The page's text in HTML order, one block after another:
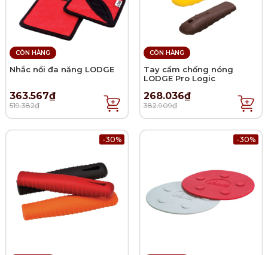
CÒN HÀNG
Nhắc nồi đa năng LODGE
363.567₫
519.382₫
CÒN HÀNG
Tay cầm chống nóng
LODGE Pro Logic
268.036₫
382.909₫
-30% -30%